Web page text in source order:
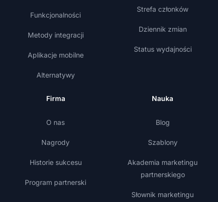
Funkcjonalności
Metody integracji
Aplikacje mobilne
Alternatywy
Strefa członków
Dziennik zmian
Status wydajności
Firma
O nas
Nagrody
Historie sukcesu
Program partnerski
Nauka
Blog
Szablony
Akademia marketingu
partnerskiego
Słownik marketingu